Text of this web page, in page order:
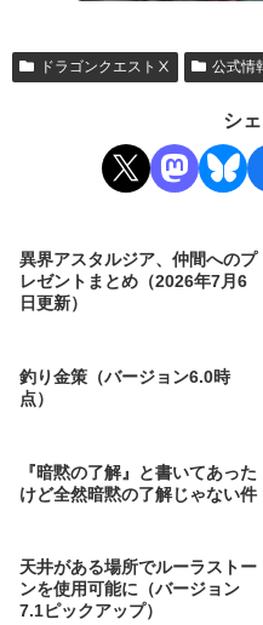
ドラゴンクエストⅩ 公式情
シ
異界アスタルジア、仲間へのプ
レゼントまとめ（2026年7月6
日更新）
釣り金策（バージョン6.0時
点）
『暗黙の了解』と書いてあった
けど全然暗黙の了解じゃない件
天井がある場所でルーラストー
ンを使用可能に（バージョン
7.1ピックアップ）